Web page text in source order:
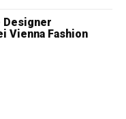
Designer
Vienna Fashion